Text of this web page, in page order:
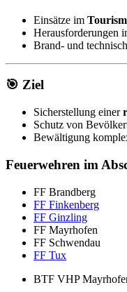
Einsätze im
Herausforderungen
Brand- und
🎯 Ziel
Sicherstellung einer
Schutz von
Bewältigung
Feuerwehren im
FF Brandberg
FF Finkenberg
FF Ginzling
FF Mayrhofen
FF Schwendau
FF Tux
BTF VHP